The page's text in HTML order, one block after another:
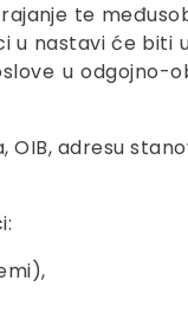
te
u nastavi će biti
u odgojno-
adresu